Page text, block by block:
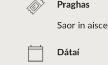
Praghas
Saor in aisce
Dátaí